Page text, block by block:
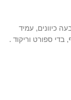
כיוונים, עמיד
בדי ספורט וריקוד .